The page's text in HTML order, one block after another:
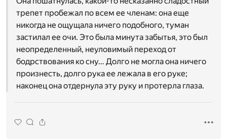
трепет пробежал по всем ее членам: она еще
никогда не ощущала ничего подобного, туман
застилал ее очи. Это была минута забытья, это был
неопределенный, неуловимый переход от
бодрствования ко сну… Долго не могла она ничего
произнесть, долго рука ее лежала в его руке;
наконец она отдернула эту руку и протерла глаза.